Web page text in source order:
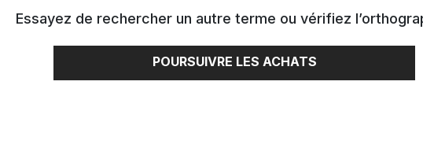
Essayez de rechercher un autre terme ou vérifiez
POURSUIVRE LES ACHATS